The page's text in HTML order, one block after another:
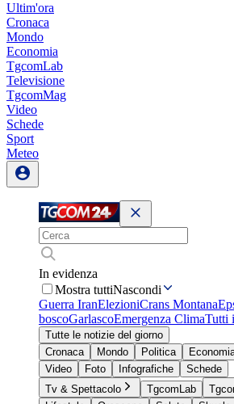
Ultim'ora
Cronaca
Mondo
Economia
TgcomLab
Televisione
TgcomMag
Video
Schede
Sport
Meteo
In evidenza
Mostra tuttiNascondi
Guerra IranElezioniCrans Montana
boscoGarlascoEmergenza ClimaTutti
Tutte le notizie del giorno
Cronaca
Mondo Politica
Video
Foto Infografiche
Schede
Tv & Spettacolo
TgcomLab